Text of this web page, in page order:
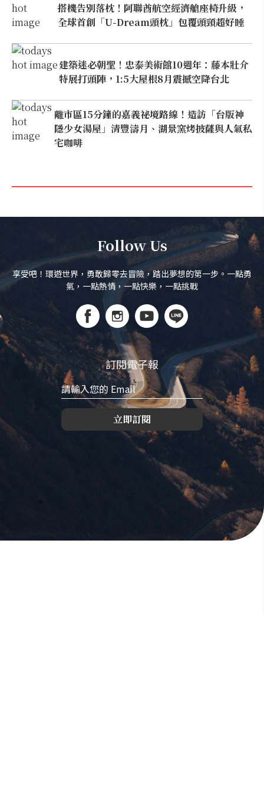
搭機告別落枕！阿聯酋航空經濟艙座椅升級，
全球首創「U-Dream頭枕」包覆頭頸超好睡
建築迷必朝聖！忠泰美術館10週年：藤本壯介
特展打頭陣，1:5大屋根8月震撼空降台北
離市區15分鐘的嘉義祕境路線！造訪「台版神
隱少女湯屋」清豐濤月、湖景窯烤披薩與人氣私
宅咖啡
Follow Us
享受吧！環遊世界，勇敢歸零去冒險，踏出夢想的第一步。一點勇
氣，一點熱情，一點快樂，一點挑戰
訂閱電子報
立即訂閱